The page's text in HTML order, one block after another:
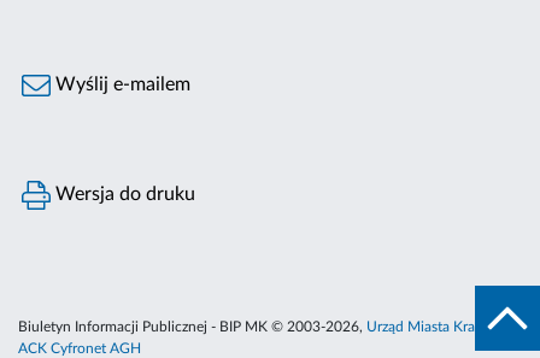
Wyślij e-mailem
Wersja do druku
Biuletyn Informacji Publicznej - BIP MK © 2003-2026, Urząd Miasta Krakowa
ACK Cyfronet AGH